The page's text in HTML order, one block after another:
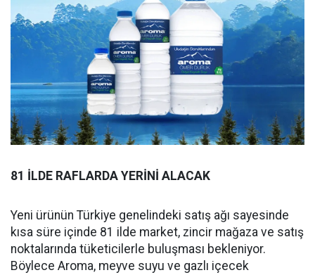
81 İLDE RAFLARDA YERİNİ ALACAK
Yeni ürünün Türkiye genelindeki satış ağı sayesinde
kısa süre içinde 81 ilde market, zincir mağaza ve satış
noktalarında tüketicilerle buluşması bekleniyor.
Böylece Aroma, meyve suyu ve gazlı içecek